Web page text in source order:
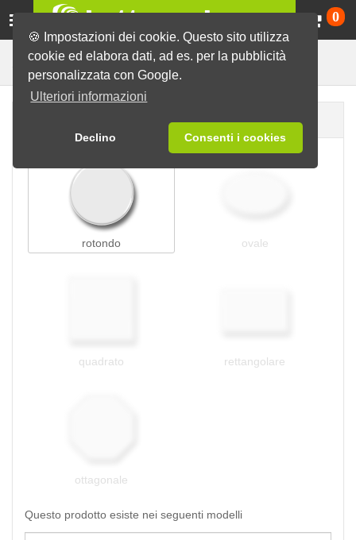
🍪 Impostazioni dei cookie. Questo sito utilizza
cookie ed elabora dati, ad es. per la pubblicità
personalizzata con Google.
Ulteriori informazioni
Declino Consenti i cookies
0
Spille Spille verdi Spille in legno
rotondo ovale
quadrato rettangolare
ottagonale
Questo prodotto esiste nei seguenti modelli